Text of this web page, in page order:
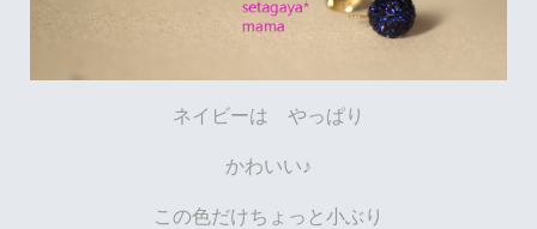
ネイビーは やっぱり
かわいい♪
この色だけちょっと小ぶり